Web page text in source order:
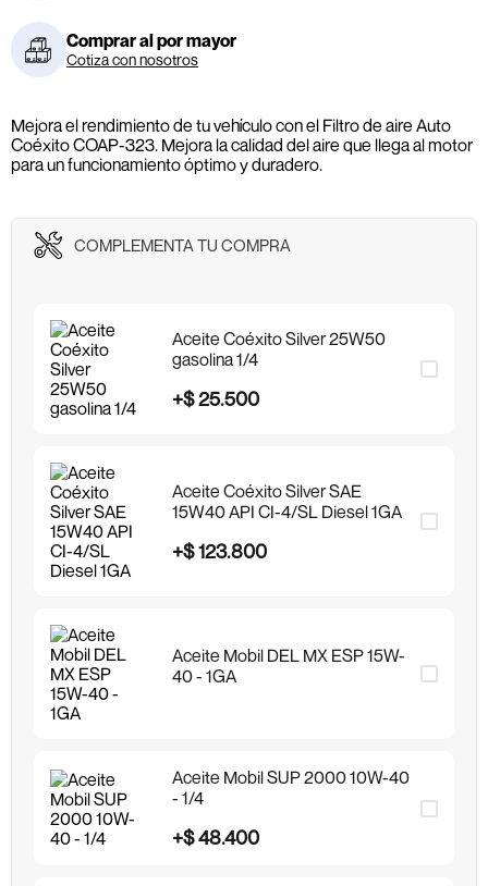
Comprar al por mayor
Cotiza con nosotros
Mejora el rendimiento de tu vehículo con el Filtro de aire Auto
Coéxito COAP-323. Mejora la calidad del aire que llega al motor
para un funcionamiento óptimo y duradero.
COMPLEMENTA TU COMPRA
Aceite Coéxito Silver 25W50
gasolina 1/4
+$25.500
Aceite Coéxito Silver SAE
15W40 API CI-4/SL Diesel 1GA
+$123.800
Aceite Mobil DEL MX ESP 15W-
40 - 1GA
Aceite Mobil SUP 2000 10W-40
- 1/4
+$48.400